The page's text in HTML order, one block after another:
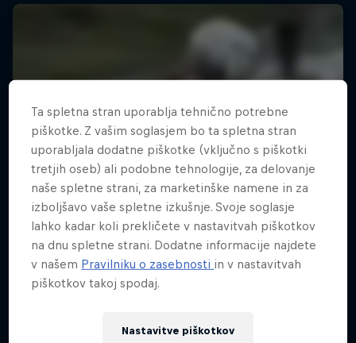
Ta spletna stran uporablja tehnično potrebne
piškotke. Z vašim soglasjem bo ta spletna stran
uporabljala dodatne piškotke (vključno s piškotki
tretjih oseb) ali podobne tehnologije, za delovanje
naše spletne strani, za marketinške namene in za
izboljšavo vaše spletne izkušnje. Svoje soglasje
lahko kadar koli prekličete v nastavitvah piškotkov
na dnu spletne strani. Dodatne informacije najdete
v našem Pravilniku o zasebnosti in v nastavitvah
piškotkov takoj spodaj.
Nastavitve piškotkov